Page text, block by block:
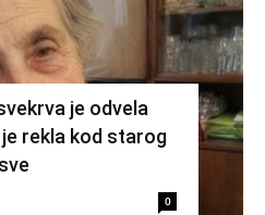
je odvela
rekla kod starog
0